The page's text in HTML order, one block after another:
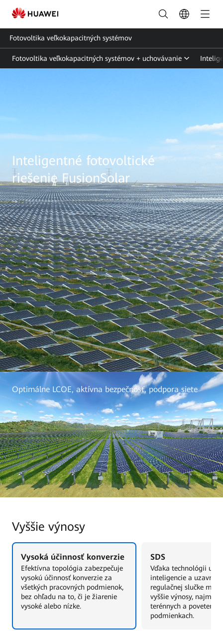
Fotovoltika veľkokapacitných systémov
Fotovoltika veľkokapacitných systémov + uchovávanie
PV
riešenie
FusionSolar
Slovensko
Inteligentné fotovoltické
riešenie FusionSolar
Optimálne LCOE, aktívna bezpečnosť, podpora siete
Vyššie výnosy
Vysoká účinnosť konverzie
Efektívna topológia zabezpečuje
vysokú účinnosť konverzie za
všetkých pracovných podmienok,
bez ohľadu na to, či je žiarenie
vysoké alebo nízke.
SDS
Vďaka technológii
inteligencie a uzavretej
regulačnej slučke
vyššie výnosy, najmä
terénnych a
podmienkach.